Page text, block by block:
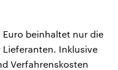
Euro beinhaltet nur die
Inklusive
Verfahrenskosten